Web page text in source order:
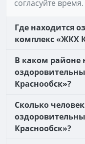
согласуйте время.
Где находится
комплекс «ЖКХ
В каком районе
Краснообск»?
Сколько
Краснообск»?